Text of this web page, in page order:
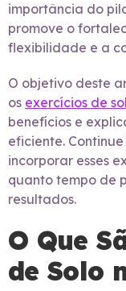
importância do
promove o
flexibilidade e a
O objetivo deste
os exercícios de
benefícios e
eficiente.
incorporar esses
quanto tempo de
resultados.
O Que
de Solo